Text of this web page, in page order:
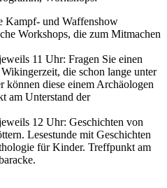
Kampf- und Waffenshow
Workshops, die zum Mitmachen
11 Uhr: Fragen Sie einen
die schon lange unter
können diese einem Archäologen
am Unterstand der
12 Uhr: Geschichten von
Lesestunde mit Geschichten
für Kinder. Treffpunkt am